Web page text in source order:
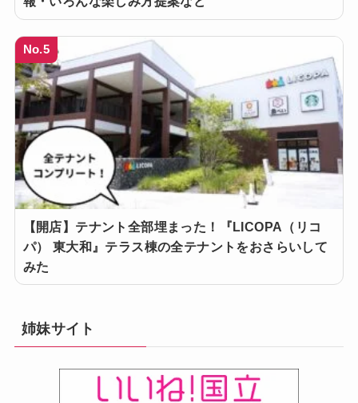
No.5
【開店】テナント全部埋まった！『LICOPA（リコ
パ） 東大和』テラス棟の全テナントをおさらいして
みた
姉妹サイト